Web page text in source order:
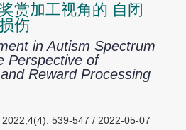
赏加工视角的 自闭
伤
in Autism Spectrum
Perspective of
Reward Processing
2022,4(4): 539-547 / 2022-05-07